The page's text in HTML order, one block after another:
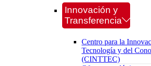
Innovación y
Transferencia
Centro para la
Tecnología y del
(CINTTEC)